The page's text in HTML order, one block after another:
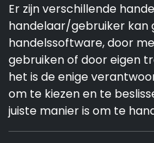
Er zijn verschillende
handelaar/gebruiker kan
handelssoftware, door
gebruiken of door eigen
het is de enige
om te kiezen en te
juiste manier is om te